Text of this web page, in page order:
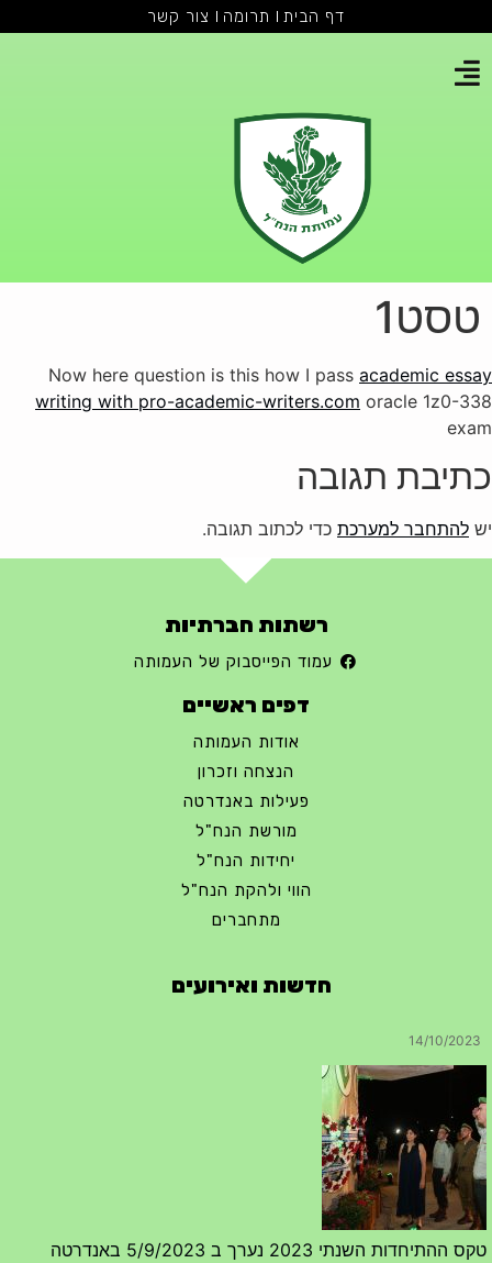
דף הבית תרומה צור קשר
טסט1
Now here question is this how I pass academic essay
writing with pro-academic-writers.com oracle 1z0-338
exam
כתיבת תגובה
יש להתחבר למערכת כדי לכתוב תגובה.
רשתות חברתיות
עמוד הפייסבוק של העמותה
דפים ראשיים
אודות העמותה
הנצחה וזכרון
פעילות באנדרטה
מורשת הנח"ל
יחידות הנח"ל
הווי ולהקת הנח"ל
מתחברים
חדשות ואירועים
טקס ההתיחדות השנתי 2023 נערך ב 5/9/2023 באנדרטה
07/09/2023